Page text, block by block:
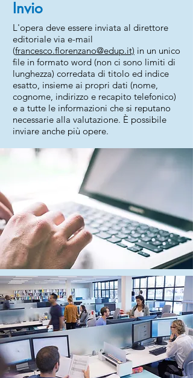
Invio
L'opera deve essere inviata al direttore
editoriale via e-mail
(francesco.florenzano@edup.it) in un unico
file in formato word (non ci sono limiti di
lunghezza) corredata di titolo ed indice
esatto, insieme ai propri dati (nome,
cognome, indirizzo e recapito telefonico)
e a tutte le informazioni che si reputano
necessarie alla valutazione. È possibile
inviare anche più opere.